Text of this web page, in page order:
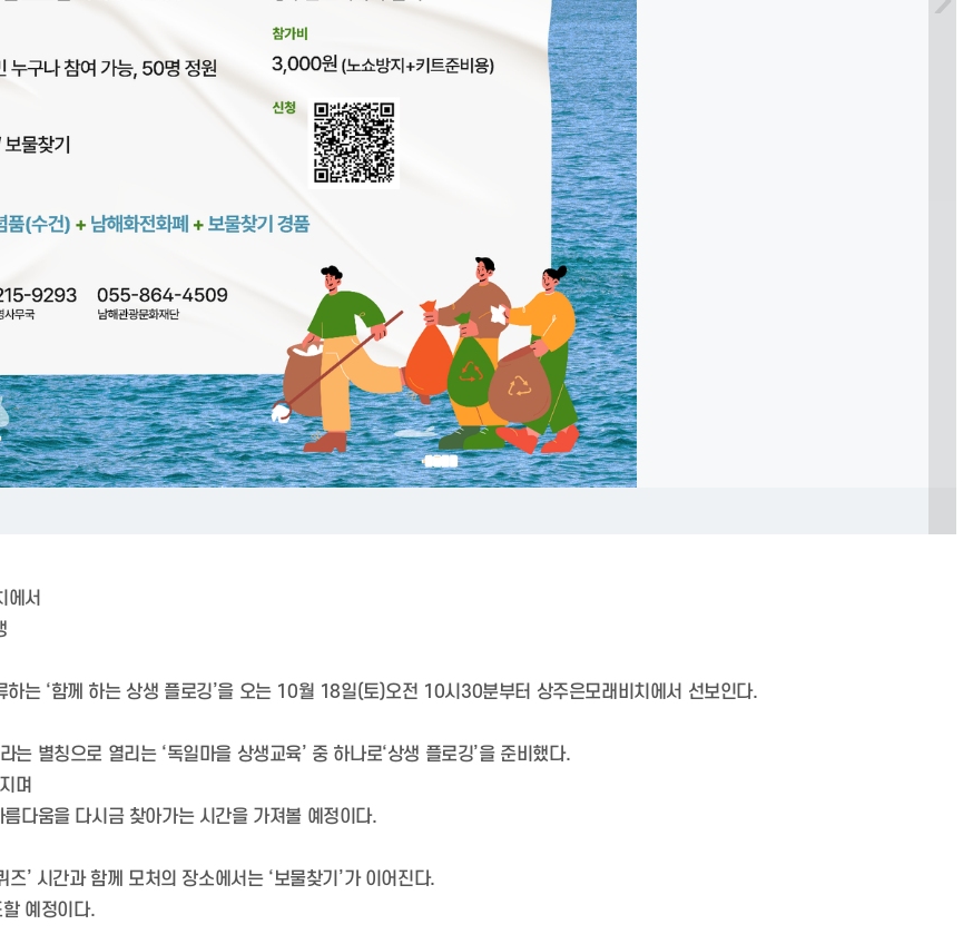
에서
는 ‘함께 하는 상생 플로깅’을 오는 10월 18일(토)오전 10시30분부터 상주은모래비치에서 선보인다.
별칭으로 열리는 ‘독일마을 상생교육’ 중 하나로‘상생 플로깅’을 준비했다.
며
다움을 다시금 찾아가는 시간을 가져볼 예정이다.
’ 시간과 함께 모처의 장소에서는 ‘보물찾기’가 이어진다.
예정이다.